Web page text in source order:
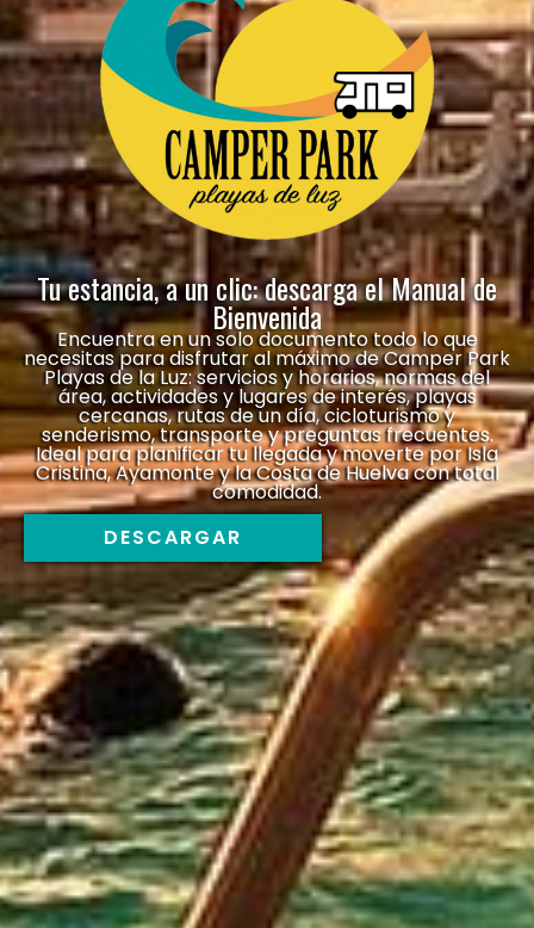
Tu estancia, a un clic: descarga el Manual de
Bienvenida
Encuentra en un solo documento todo lo que
necesitas para disfrutar al máximo de Camper Park
Playas de la Luz: servicios y horarios, normas del
área, actividades y lugares de interés, playas
cercanas, rutas de un día, cicloturismo y
senderismo, transporte y preguntas frecuentes.
Ideal para planificar tu llegada y moverte por Isla
Cristina, Ayamonte y la Costa de Huelva con total
comodidad.
DESCARGAR